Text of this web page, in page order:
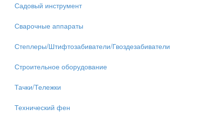
Садовый инструмент
Сварочные аппараты
Степлеры/Штифтозабиватели/Гвоздезабиватели
Строительное оборудование
Тачки/Тележки
Технический фен